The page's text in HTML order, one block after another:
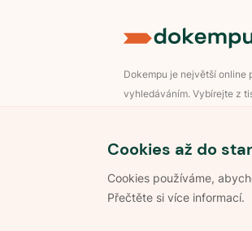
Cookies až do
Cookies používáme,
Přečtěte si více informací.
Dokempu je největší online
vyhledáváním. Vybírejte z